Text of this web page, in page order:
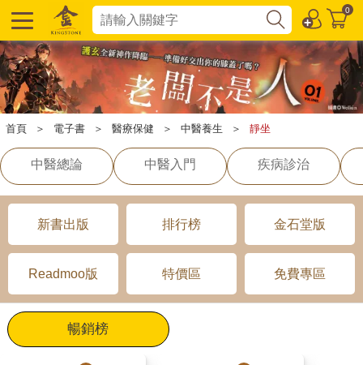
0
首頁 ＞ 電子書 ＞ 醫療保健 ＞ 中醫養生 ＞ 靜坐
中醫總論 中醫入門 疾病診治
新書出版 排行榜 金石堂版
Readmoo版 特價區 免費專區
暢銷榜